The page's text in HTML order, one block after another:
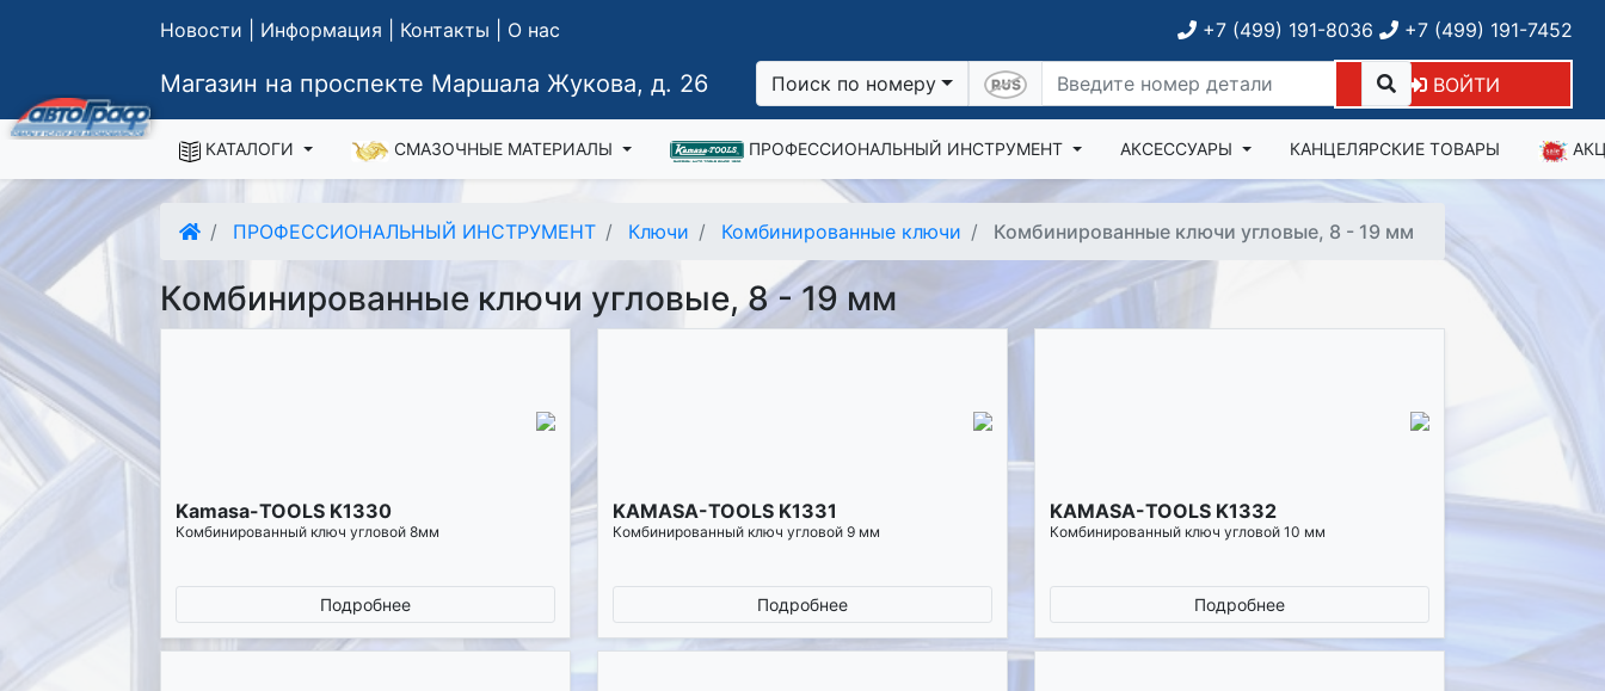
Новости Информация Контакты О нас +7 (499) 191-8036 +7 (499) 191-7452
Магазин на проспекте Маршала Жукова, д. 26 Поиск по номеру ВОЙТИ
КАТАЛОГИ СМАЗОЧНЫЕ МАТЕРИАЛЫ ПРОФЕССИОНАЛЬНЫЙ ИНСТРУМЕНТ АКСЕССУАРЫ КАНЦЕЛЯРСКИЕ ТОВАРЫ
ПРОФЕССИОНАЛЬНЫЙ ИНСТРУМЕНТ Ключи Комбинированные ключи Комбинированные ключи угловые, 8 - 19 мм
Комбинированные ключи угловые, 8 - 19 мм
Kamasa-TOOLS K1330
Комбинированный ключ угловой 8мм
Подробнее
KAMASA-TOOLS K1331
Комбинированный ключ угловой 9 мм
Подробнее
KAMASA-TOOLS K1332
Комбинированный ключ угловой 10 мм
Подробнее